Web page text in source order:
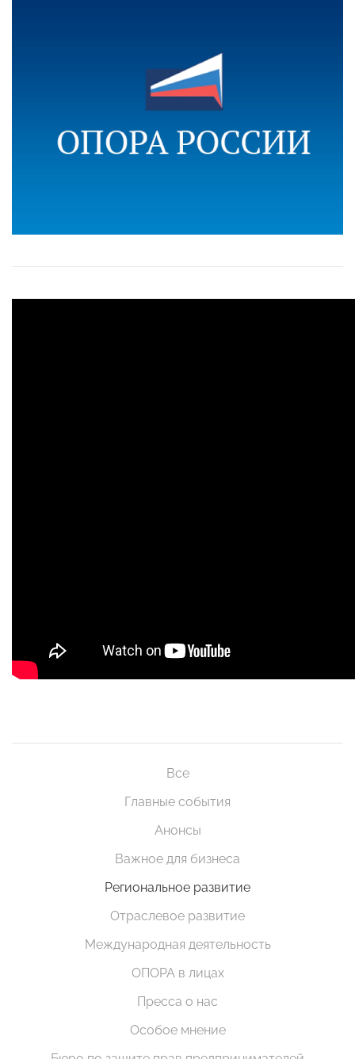
Все
Главные события
Анонсы
Важное для бизнеса
Региональное развитие
Отраслевое развитие
Международная деятельность
ОПОРА в лицах
Пресса о нас
Особое мнение